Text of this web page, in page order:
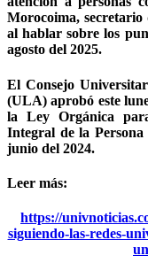
Morocoima,
al hablar sobre los
agosto del 2025.
El Consejo
(ULA) aprobó este
la Ley Orgánica
Integral de la
junio del 2024.
Leer más:
https://
siguiendo-las-redes-